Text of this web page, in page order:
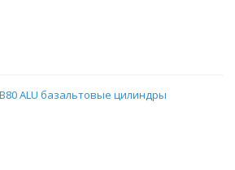
ALU базальтовые цилиндры